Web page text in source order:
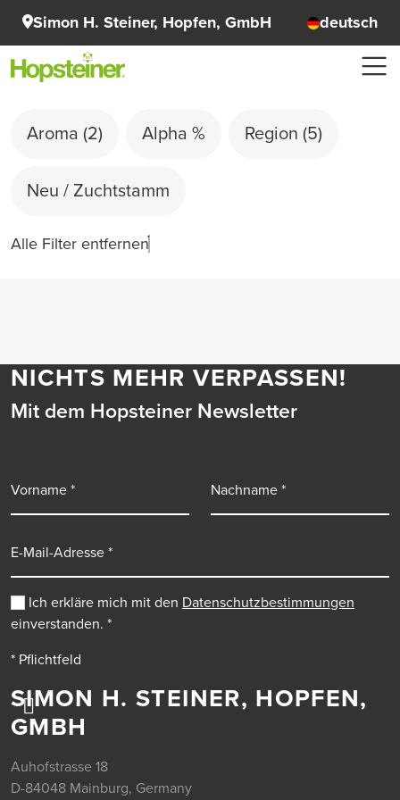
Simon H. Steiner, Hopfen, GmbH deutsch
Aroma (2) Alpha % Region (5)
Neu / Zuchtstamm
Alle Filter entfernen
SIMON H. STEINER, HOPFEN,
GMBH
Auhofstrasse 18
D-84048 Mainburg, Germany
NICHTS MEHR VERPASSEN!
Mit dem Hopsteiner Newsletter
Ich erkläre mich mit den Datenschutzbestimmungen
einverstanden. *
* Pflichtfeld